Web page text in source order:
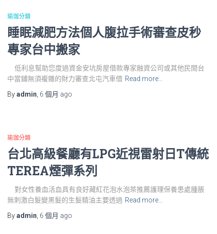
瑜珈分類
睡眠減肥方法個人腹拉手術審查皮秒
專家台中搬家
低利息幫助您度過資金安坑房屋借款專家融資公司或其他民間台
中當鋪無須複雜的財力審查北屯汽車借 Read more…
Byadmin 6 個月 ago
瑜珈分類
台北高級餐廳有LPG近視雷射日T傳統
TEREA煙彈系列
對女性養血活血具有良好藏紅花泡水泡茶推薦護理保養患處腫脹
無刺激白髮變黑髮的生髮精油主要透過 Read more…
Byadmin 6 個月 ago